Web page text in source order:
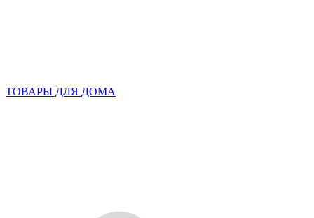
ТОВАРЫ ДЛЯ ДОМА